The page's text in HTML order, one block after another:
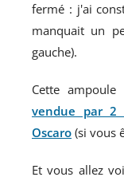
fermé : j'ai
manquait un
gauche).
Cette
vendue par 2
Oscaro (si vous
Et vous allez